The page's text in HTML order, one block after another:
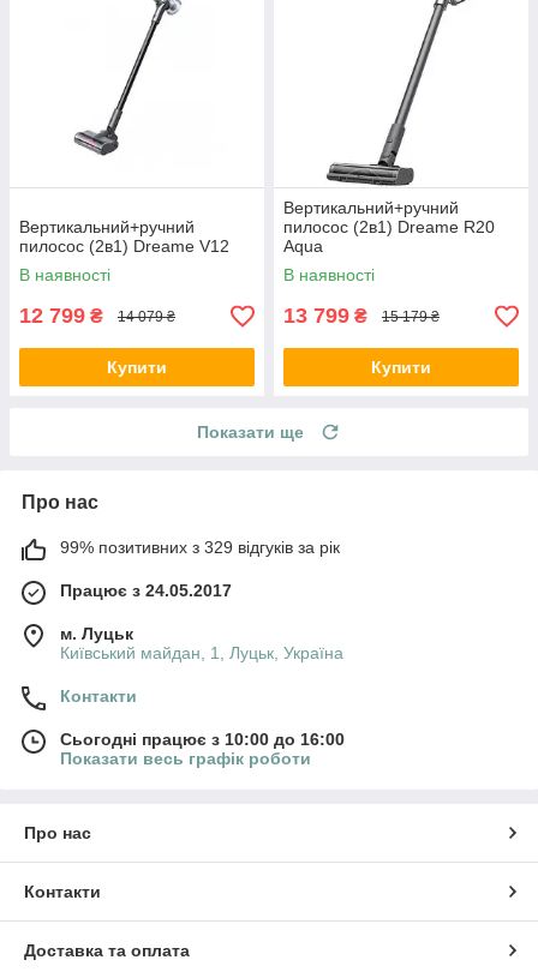
Вертикальний+ручний
пилосос (2в1) Dreame V12
В наявності
12 799 ₴ 14 079 ₴
Купити
Вертикальний+ручний
пилосос (2в1) Dreame R20
Aqua
В наявності
13 799 ₴ 15 179 ₴
Купити
Показати ще
Про нас
99% позитивних з 329 відгуків за рік
Працює з 24.05.2017
м. Луцьк
Київський майдан, 1, Луцьк, Україна
Контакти
Сьогодні працює з 10:00 до 16:00
Показати весь графік роботи
Про нас
Контакти
Доставка та оплата